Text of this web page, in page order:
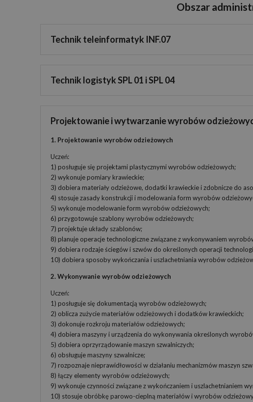
Obszar
Technik teleinformatyk INF.07
Technik logistyk SPL 01 i SPL 04
Projektowanie i wytwarzanie wyrobów
1. Projektowanie wyrobów odzieżowych
Uczeń:
1) posługuje się projektami plastycznymi wyrobów odzieżowych;
2) wykonuje pomiary krawieckie;
3) dobiera materiały odzieżowe, dodatki krawieckie i zdobnicze do
4) stosuje zasady konstrukcji i modelowania form wyrobów
5) wykonuje modelowanie form wyrobów odzieżowych;
6) przygotowuje szablony wyrobów odzieżowych;
7) projektuje układy szablonów;
8) planuje operacje technologiczne związane z wykonywaniem
9) dobiera rodzaje ściegów i szwów do określonych operacji
10) dobiera sposoby wykończania i uszlachetniania wyrobów
2. Wykonywanie wyrobów odzieżowych
Uczeń:
1) posługuje się dokumentacją wyrobów odzieżowych;
2) oblicza zużycie materiałów odzieżowych i dodatków krawieckich;
3) dokonuje rozkroju materiałów odzieżowych;
4) dobiera maszyny i urządzenia do wykonywania określonych
5) dobiera oprzyrządowanie maszyn szwalniczych;
6) obsługuje maszyny szwalnicze;
7) rozpoznaje nieprawidłowości w działaniu mechanizmów maszyn
8) łączy elementy wyrobów odzieżowych;
9) wykonuje czynności związane z wykończaniem i uszlachetnianiem
10) stosuje obróbkę parowo-cieplną materiałów i wyrobów